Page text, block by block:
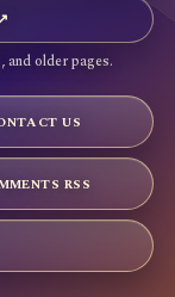
older pages.
US
RSS